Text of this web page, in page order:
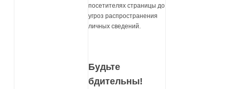
посетителях страницы до
угроз распространения
личных сведений.
Будьте
бдительны!